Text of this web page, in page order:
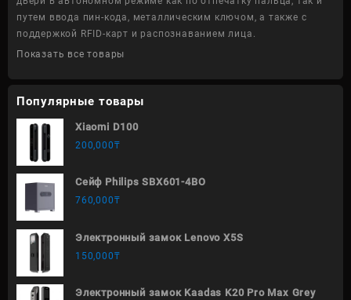
путем ввода пин-кода, металлическим ключом, а также с
поддержкой RFID-карт и распознаванием лица.
Показать все товары
Популярные товары
Xiaomi D100
200,000₸
Сейф Philips SBX601-4BO
760,000₸
Электронный замок Lenovo X5S
150,000₸
Электронный замок Kaadas K20 Pro Max Grey